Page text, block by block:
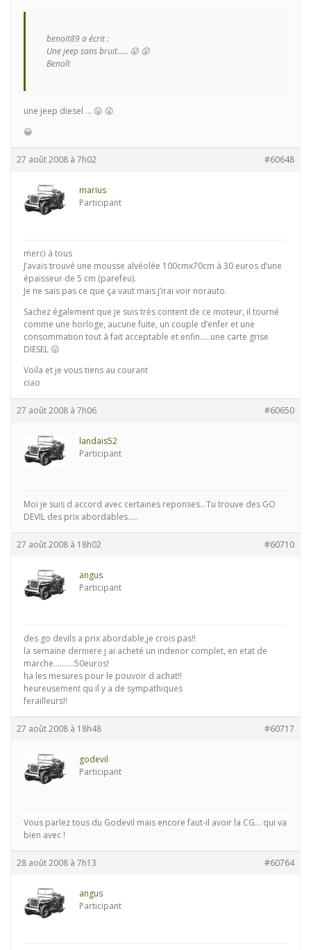
benoit89 a écrit :
Une jeep sans bruit….. 😛 😮
Benoît
une jeep diesel … 😛 😮
😀
27 août 2008 à 7h02 #60648
marius
Participant
merci à tous
J’avais trouvé une mousse alvéolée 100cmx70cm à 30 euros d’une
épaisseur de 5 cm (parefeu).
Je ne sais pas ce que ça vaut mais j’irai voir norauto.
Sachez également que je suis très content de ce moteur, il tourné
comme une horloge, aucune fuite, un couple d’enfer et une
consommation tout à fait acceptable et enfin…..une carte grise
DIESEL 😛
Voila et je vous tiens au courant
ciao
27 août 2008 à 7h06 #60650
landais52
Participant
Moi je suis d accord avec certaines reponses…Tu trouve des GO
DEVIL des prix abordables…..
27 août 2008 à 18h02 #60710
angus
Participant
des go devils a prix abordable,je crois pas!!
la semaine derniere j ai acheté un indenor complet, en etat de
marche……….50euros!
ha les mesures pour le pouvoir d achat!!
heureusement qu il y a de sympathiques
ferailleurs!!
27 août 2008 à 18h48 #60717
godevil
Participant
Vous parlez tous du Godevil mais encore faut-il avoir la CG… qui va
bien avec !
28 août 2008 à 7h13 #60764
angus
Participant